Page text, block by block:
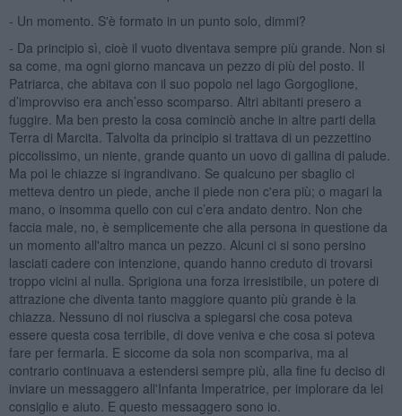
- Un momento. S'è formato in un punto solo, dimmi?
- Da principio sì, cioè il vuoto diventava sempre più grande. Non si
sa come, ma ogni giorno mancava un pezzo di più del posto. Il
Patriarca, che abitava con il suo popolo nel lago Gorgoglione,
d’improvviso era anch’esso scomparso. Altri abitanti presero a
fuggire. Ma ben presto la cosa cominciò anche in altre parti della
Terra di Marcita. Talvolta da principio si trattava di un pezzettino
piccolissimo, un niente, grande quanto un uovo di gallina di palude.
Ma poi le chiazze si ingrandivano. Se qualcuno per sbaglio ci
metteva dentro un piede, anche il piede non c'era più; o magari la
mano, o insomma quello con cui c’era andato dentro. Non che
faccia male, no, è semplicemente che alla persona in questione da
un momento all'altro manca un pezzo. Alcuni ci si sono persino
lasciati cadere con intenzione, quando hanno creduto di trovarsi
troppo vicini al nulla. Sprigiona una forza irresistibile, un potere di
attrazione che diventa tanto maggiore quanto più grande è la
chiazza. Nessuno di noi riusciva a spiegarsi che cosa poteva
essere questa cosa terribile, di dove veniva e che cosa si poteva
fare per fermarla. E siccome da sola non scompariva, ma al
contrario continuava a estendersi sempre più, alla fine fu deciso di
inviare un messaggero all'Infanta Imperatrice, per implorare da lei
consiglio e aiuto. E questo messaggero sono io.